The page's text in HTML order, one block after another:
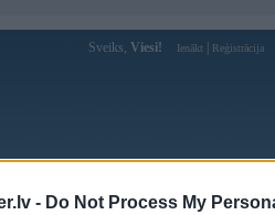
- Do Not Process My
Sveiks, Viesi! Ienākt Reģistrācija
Forums Galerijas Reģistrācija